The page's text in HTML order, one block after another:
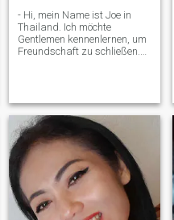
- Hi, mein Name ist Joe in
Thailand. Ich möchte
Gentlemen kennenlernen, um
Freundschaft zu schließen.
Wenn du daran interessiert
bist, mich kennenzulernen
und eine Beziehung mit einer
fürsorglichen thailändischen
Frau zu entwickeln. Bitte
fühlen Sie sich frei, uns zu
kontaktieren.